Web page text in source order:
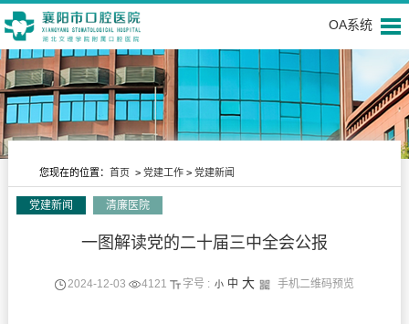
OA系统
党建工作
您现在的位置： 首页> 党建工作> 党建新闻
党建新闻 清廉医院
一图解读党的二十届三中全会公报
2024-12-03 4121 字号 : 小 中 大 手机二维码预览